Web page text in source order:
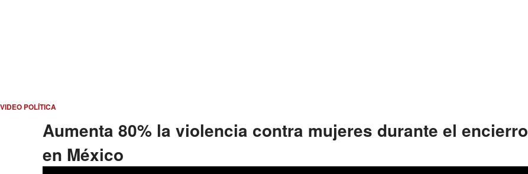
VIDEO POLÍTICA
Aumenta 80% la violencia contra mujeres durante el encierro
en México